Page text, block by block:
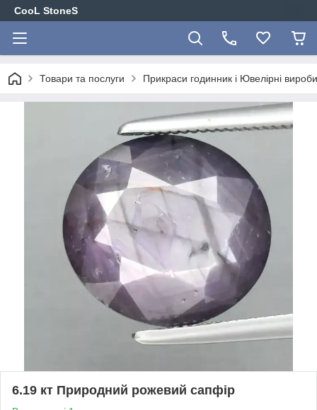
CooL StoneS
Товари та послуги Прикраси годинник і Ювелірні
6.19 кт Природний рожевий сапфір